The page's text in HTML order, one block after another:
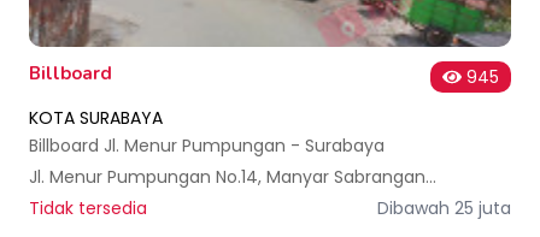
Billboard
945
KOTA SURABAYA
Billboard Jl. Menur Pumpungan - Surabaya
Jl. Menur Pumpungan No.14, Manyar Sabrangan, Kec. Mulyorejo, Kota SBY, Jawa Timur 60284, Indonesia
Tidak tersedia
Dibawah 25 juta